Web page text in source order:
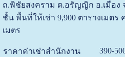
ถ.พิชัยสงคราม ต.อรัญญิก อ.เมือง
ชั้น พื้นที่ให้เช่า 9,900 ตารางเมตร
เมตร
ราคาค่าเช่าสำนักงาน 390-